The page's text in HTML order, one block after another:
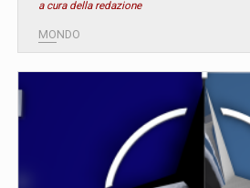
a cura della redazione
MONDO